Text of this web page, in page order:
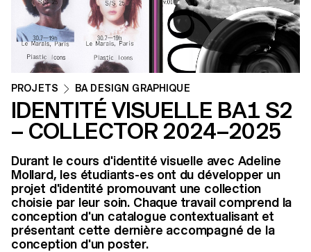
PROJETS BA DESIGN GRAPHIQUE
IDENTITÉ VISUELLE BA1 S2
– COLLECTOR 2024–2025
Durant le cours d'identité visuelle avec Adeline
Mollard, les étudiants-es ont du développer un
projet d'identité promouvant une collection
choisie par leur soin. Chaque travail comprend la
conception d'un catalogue contextualisant et
présentant cette dernière accompagné de la
conception d'un poster.